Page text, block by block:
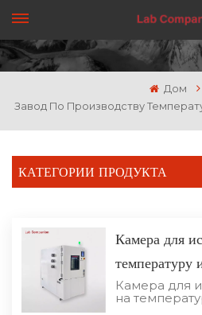
ПОЛУЧИТЬ ЦЕНУ
Дом
Завод По Производству
КАТЕГОРИИ ПРОДУКТА
Камера для
температуру
Камера для
на